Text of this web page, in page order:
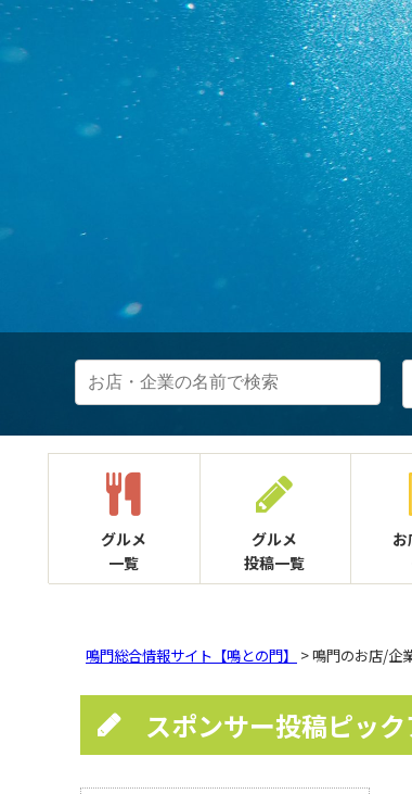
グルメ
一覧
グルメ
投稿一覧
鳴門総合情報サイト【鳴との門】 > 鳴門のお店/企
スポンサー投稿ピッ